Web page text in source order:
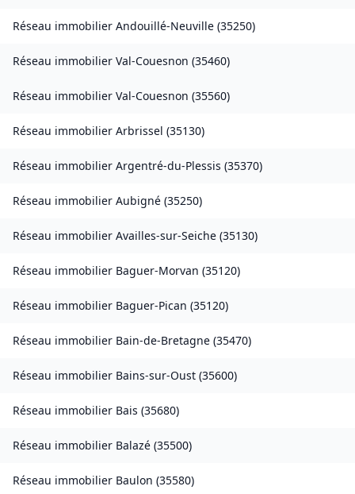
Réseau immobilier Andouillé-Neuville (35250)
Réseau immobilier Val-Couesnon (35460)
Réseau immobilier Val-Couesnon (35560)
Réseau immobilier Arbrissel (35130)
Réseau immobilier Argentré-du-Plessis (35370)
Réseau immobilier Aubigné (35250)
Réseau immobilier Availles-sur-Seiche (35130)
Réseau immobilier Baguer-Morvan (35120)
Réseau immobilier Baguer-Pican (35120)
Réseau immobilier Bain-de-Bretagne (35470)
Réseau immobilier Bains-sur-Oust (35600)
Réseau immobilier Bais (35680)
Réseau immobilier Balazé (35500)
Réseau immobilier Baulon (35580)